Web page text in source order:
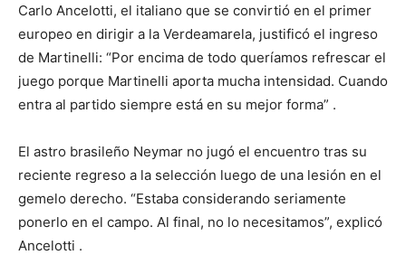
Carlo Ancelotti, el italiano que se convirtió en el primer
europeo en dirigir a la Verdeamarela, justificó el ingreso
de Martinelli: “Por encima de todo queríamos refrescar el
juego porque Martinelli aporta mucha intensidad. Cuando
entra al partido siempre está en su mejor forma” .
El astro brasileño Neymar no jugó el encuentro tras su
reciente regreso a la selección luego de una lesión en el
gemelo derecho. “Estaba considerando seriamente
ponerlo en el campo. Al final, no lo necesitamos”, explicó
Ancelotti .